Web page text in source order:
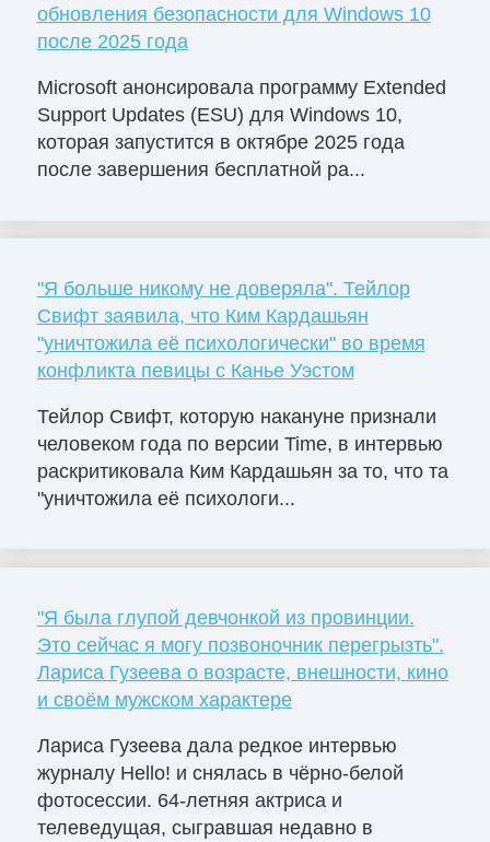
обновления безопасности для Windows 10
после 2025 года
Microsoft анонсировала программу Extended
Support Updates (ESU) для Windows 10,
которая запустится в октябре 2025 года
после завершения бесплатной ра...
"Я больше никому не доверяла". Тейлор
Свифт заявила, что Ким Кардашьян
"уничтожила её психологически" во время
конфликта певицы с Канье Уэстом
Тейлор Свифт, которую накануне признали
человеком года по версии Time, в интервью
раскритиковала Ким Кардашьян за то, что та
"уничтожила её психологи...
"Я была глупой девчонкой из провинции.
Это сейчас я могу позвоночник перегрызть".
Лариса Гузеева о возрасте, внешности, кино
и своём мужском характере
Лариса Гузеева дала редкое интервью
журналу Hello! и снялась в чёрно-белой
фотосессии. 64-летняя актриса и
телеведущая, сыгравшая недавно в